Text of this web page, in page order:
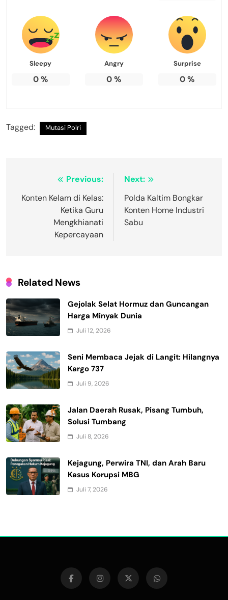
Sleepy
0%
Angry
0%
Surprise
0%
Tagged: Mutasi Polri
Navigasi
pos
Previous:
Konten Kelam di Kelas:
Ketika Guru
Mengkhianati
Kepercayaan
Next:
Polda Kaltim Bongkar
Konten Home Industri
Sabu
Related News
Gejolak Selat Hormuz dan Guncangan
Harga Minyak Dunia
Juli 12, 2026
Seni Membaca Jejak di Langit: Hilangnya
Kargo 737
Juli 9, 2026
Jalan Daerah Rusak, Pisang Tumbuh,
Solusi Tumbang
Juli 8, 2026
Kejagung, Perwira TNI, dan Arah Baru
Kasus Korupsi MBG
Juli 7, 2026